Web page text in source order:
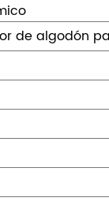
de algodón